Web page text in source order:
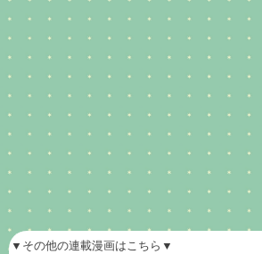
▼その他の連載漫画はこちら▼